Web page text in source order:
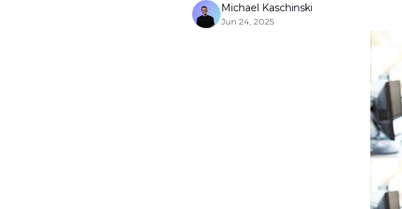
Michael Kaschinski
Jun 24, 2025